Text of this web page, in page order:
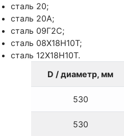
сталь 20;
сталь 20А;
сталь 09Г2С;
сталь 08X18H10T;
сталь 12X18H10T.
D / диаметр, мм
530
530